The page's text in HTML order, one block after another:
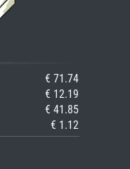
€ 71.74
€ 12.19
€ 41.85
€ 1.12